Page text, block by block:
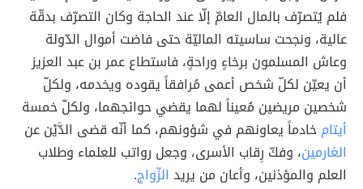
فلم يُتصرّف بالمال العامّ إلّا عند الحاجة وكان التصرّف بدقّة
عالية، ونجحت ساسيته الماليّة حتى فاضت أموال الدّولة
وعاش المسلمون برخاءٍ وراحةٍ، فاستطاع عمر بن عبد العزيز
أن يعيّن لكلّ شخص أعمى مُرافقاً يقوده ويخدمه، ولكلّ
شخصين مريضين مُعيناً لهما يقضي حوائجهما، ولكلّ خمسة
أيتامخادماً يعاونهم في شؤونهم، كما أنّه قضى الدَّيْن عن
الغارمين، وفكّ رِقاب الأسرى، وجعل رواتب للعلماء وطلاب
العلم والمؤذنين، وأعان من يريد الزّواج.